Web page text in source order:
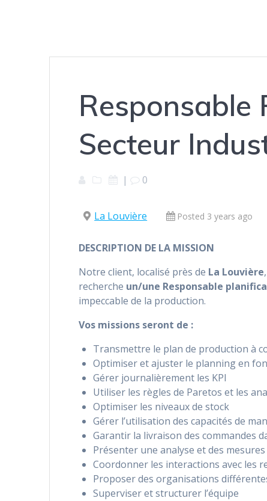
Responsable
Secteur
| 0
La Louvière Posted 3 years ago
DESCRIPTION DE LA MISSION
Notre client, localisé près de La Louvière
recherche un/une Responsable
impeccable de la production.
Vos missions seront de :
Transmettre le plan de production à
Optimiser et ajuster le planning en
Gérer journalièrement les KPI
Utiliser les règles de Paretos et les
Optimiser les niveaux de stock
Gérer l’utilisation des capacités de
Garantir la livraison des commandes
Présenter une analyse et des
Coordonner les interactions avec les
Proposer des organisations
Superviser et structurer l’équipe